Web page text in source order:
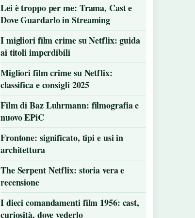
Lei è troppo per me: Trama, Cast e
Dove Guardarlo in Streaming
I migliori film crime su Netflix: guida
ai titoli imperdibili
Migliori film crime su Netflix:
classifica e consigli 2025
Film di Baz Luhrmann: filmografia e
nuovo EPiC
Frontone: significato, tipi e usi in
architettura
The Serpent Netflix: storia vera e
recensione
I dieci comandamenti film 1956: cast,
curiosità, dove vederlo